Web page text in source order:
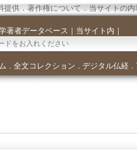
提供．著作権について．当サイトの
著者データベース ｜ 当サイト内 ｜
． 全文コレクション ． デジタル仏経．